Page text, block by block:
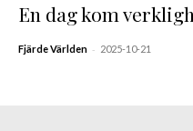
En dag kom
Fjärde Världen - 2025-10-21